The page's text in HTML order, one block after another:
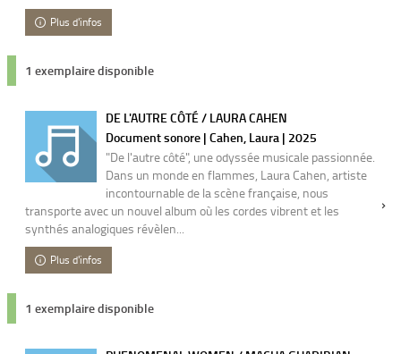
Plus d'infos
1 exemplaire disponible
DE L'AUTRE CÔTÉ / LAURA CAHEN
Document sonore | Cahen, Laura | 2025
"De l'autre côté", une odyssée musicale passionnée.
Dans un monde en flammes, Laura Cahen, artiste
incontournable de la scène française, nous
transporte avec un nouvel album où les cordes vibrent et les
synthés analogiques révèlen...
Plus d'infos
1 exemplaire disponible